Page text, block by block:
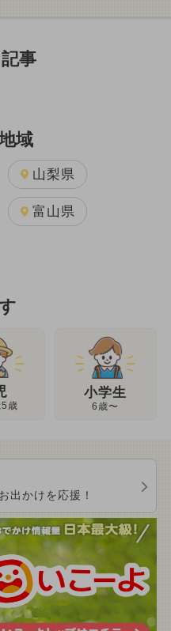
事
域
山梨県
富山県
歳
小学生
6歳〜
出かけを応援！